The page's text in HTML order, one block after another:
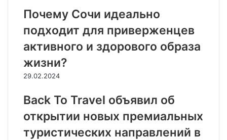
Почему Сочи идеально
подходит для приверженцев
активного и здорового образа
жизни?
29.02.2024
Back To Travel объявил об
открытии новых премиальных
туристических направлений в